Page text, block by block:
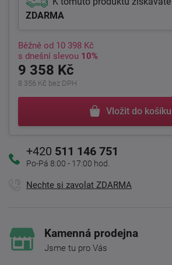
ZDARMA
Běžně od 10 398 Kč
s dnešní slevou 10%
9 358 Kč
8 356 Kč bez DPH
Vložit do košíku
+420 511 146 751
Po-Pá 8:00 - 17:00 hod.
Nechte si zavolat ZDARMA
Kamenná prodejna
Jsme tu pro Vás